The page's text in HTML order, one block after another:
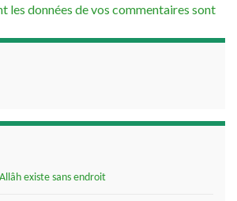
les données de vos commentaires sont
existe sans endroit